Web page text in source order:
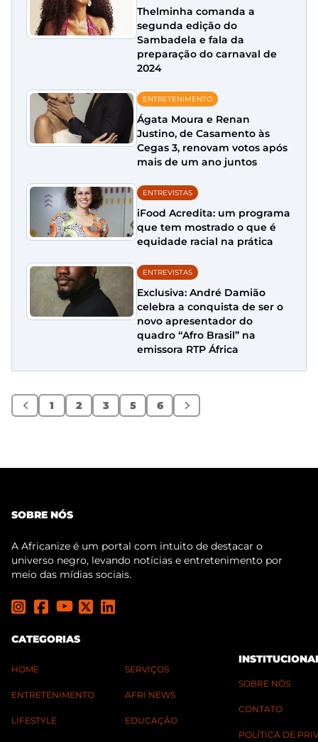
Thelminha comanda a
segunda edição do
Sambadela e fala da
preparação do carnaval de
2024
ENTRETENIMENTO
Ágata Moura e Renan
Justino, de Casamento às
Cegas 3, renovam votos após
mais de um ano juntos
ENTREVISTAS
iFood Acredita: um programa
que tem mostrado o que é
equidade racial na prática
ENTREVISTAS
Exclusiva: André Damião
celebra a conquista de ser o
novo apresentador do
quadro “Afro Brasil” na
emissora RTP África
Anterior
1 2 3 5 6 Próximo
SOBRE NÓS
A Africanize é um portal com intuito de destacar o
universo negro, levando notícias e entretenimento por
meio das mídias sociais.
CATEGORIAS
HOME
ENTRETENIMENTO
LIFESTYLE
SERVIÇOS
AFRI NEWS
EDUCAÇÃO
SOBRE NÓS
CONTATO
POLÍTICA DE